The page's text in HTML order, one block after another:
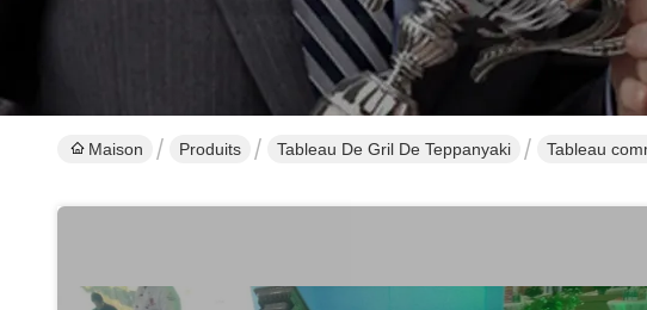
Maison Produits Tableau De Gril De Teppanyaki Tableau